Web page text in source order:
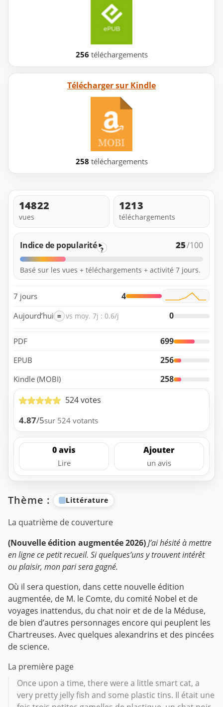
256 téléchargements
Télécharger sur Kindle
258 téléchargements
14822
vues
1213
téléchargements
Indice de popularité ? 25/100
Basé sur les vues + téléchargements + activité 7 jours.
7 jours 4
Aujourd’hui = vs moy. 7j : 0.6/j 0
PDF 699
EPUB 256
Kindle (MOBI)
258
524 votes
4.87/5sur 524 votants
0 avis
Lire
Ajouter
un avis
Thème : Littérature
La quatrième de couverture
(Nouvelle édition augmentée 2026)J’ai hésité à mettre
en ligne ce petit recueil. Si quelques’uns y trouvent intérêt
ou plaisir, mon pari sera gagné.
Où il sera question, dans cette nouvelle édition
augmentée, de M. le Comte, du comité Nobel et de
voyages inattendus, du chat noir et de de la Méduse,
de bien d’autres personnages encore qui peuplent les
Chartreuses. Avec quelques alexandrins et des pincées
de science.
La première page
Once upon a time, there were a little smart cat, a
very pretty jelly fish and some plastic tins. Il était une